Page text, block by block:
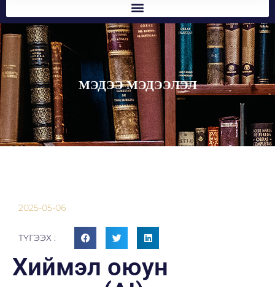
МЭДЭЭ МЭДЭЭЛЭЛ
2025-05-06
ТҮГЭЭХ :
Хиймэл оюун